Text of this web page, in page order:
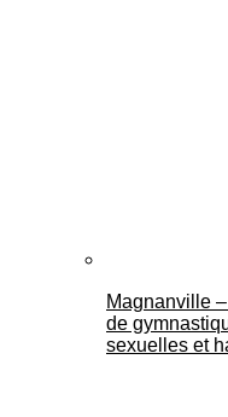
Magnanville
de
sexuelles et